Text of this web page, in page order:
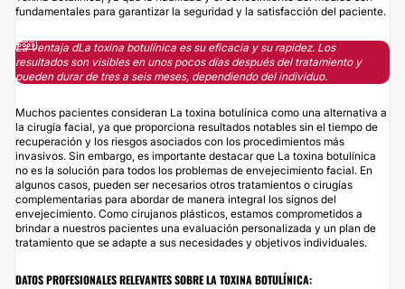
fundamentales para garantizar la seguridad y la satisfacción del paciente.
La ventaja dLa toxina botulínica es su eficacia y su rapidez. Los
resultados son visibles en unos pocos días después del tratamiento y
pueden durar de tres a seis meses, dependiendo del individuo.
Muchos pacientes consideran La toxina botulínica como una alternativa a
la cirugía facial, ya que proporciona resultados notables sin el tiempo de
recuperación y los riesgos asociados con los procedimientos más
invasivos. Sin embargo, es importante destacar que La toxina botulínica
no es la solución para todos los problemas de envejecimiento facial. En
algunos casos, pueden ser necesarios otros tratamientos o cirugías
complementarias para abordar de manera integral los signos del
envejecimiento. Como cirujanos plásticos, estamos comprometidos a
brindar a nuestros pacientes una evaluación personalizada y un plan de
tratamiento que se adapte a sus necesidades y objetivos individuales.
DATOS PROFESIONALES RELEVANTES SOBRE LA TOXINA BOTULÍNICA: